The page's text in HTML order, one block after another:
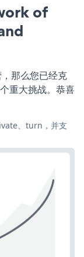
of
那么您已经克
重大挑战。恭喜
、turn，并支